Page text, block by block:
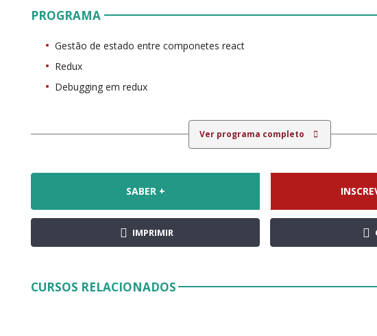
PROGRAMA
Gestão de estado entre componetes react
Redux
Debugging em redux
Ver programa completo
SABER +
IMPRIMIR
CURSOS RELACIONADOS